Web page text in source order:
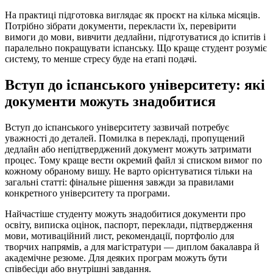
На практиці підготовка виглядає як проєкт на кілька місяців.
Потрібно зібрати документи, перекласти їх, перевірити
вимоги до мови, вивчити дедлайни, підготуватися до іспитів і
паралельно покращувати іспанську. Що краще студент розуміє
систему, то менше стресу буде на етапі подачі.
Вступ до іспанського університету: які
документи можуть знадобитися
Вступ до іспанського університету зазвичай потребує
уважності до деталей. Помилка в перекладі, пропущений
дедлайн або непідтверджений документ можуть затримати
процес. Тому краще вести окремий файл зі списком вимог по
кожному обраному вишу. Не варто орієнтуватися тільки на
загальні статті: фінальне рішення завжди за правилами
конкретного університету та програми.
Найчастіше студенту можуть знадобитися документи про
освіту, виписка оцінок, паспорт, переклади, підтвердження
мови, мотиваційний лист, рекомендації, портфоліо для
творчих напрямів, а для магістратури — диплом бакалавра й
академічне резюме. Для деяких програм можуть бути
співбесіди або внутрішні завдання.